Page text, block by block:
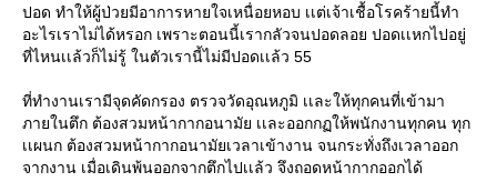
ปอด ทำให้ผู้ป่วยมีอาการหายใจเหนื่อยหอบ เเต่เจ้าเชื้อโรคร้ายนี้ทำ
อะไรเราไม่ได้หรอก เพราะตอนนี้เรากลัวจนปอดลอย ปอดเเหกไปอยู่
ที่ไหนเเล้วก็ไม่รู้ ในตัวเรานี้ไม่มีปอดเเล้ว 55
ที่ทำงานเรามีจุดคัดกรอง ตรวจวัดอุณหภูมิ เเละให้ทุกคนที่เข้ามา
ภายในตึก ต้องสวมหน้ากากอนามัย เเละออกกฏให้พนักงานทุกคน ทุก
เเผนก ต้องสวมหน้ากากอนามัยเวลาเข้างาน จนกระทั่งถึงเวลาออก
จากงาน เมื่อเดินพ้นออกจากตึกไปเเล้ว จึงถอดหน้ากากออกได้